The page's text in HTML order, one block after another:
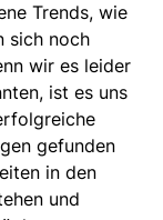
Trends, wie
sich noch
wir es leider
ist es uns
gefunden
in den
und